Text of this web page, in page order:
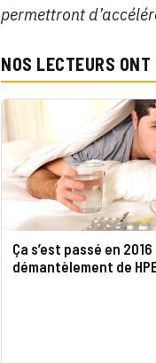
permettront
NOS LECTEURS
Ça s’est passé en
démantèlement de